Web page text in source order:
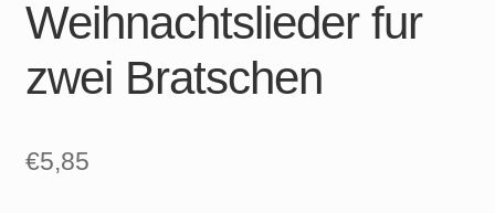
Weihnachtslieder fur
zwei Bratschen
€5,85